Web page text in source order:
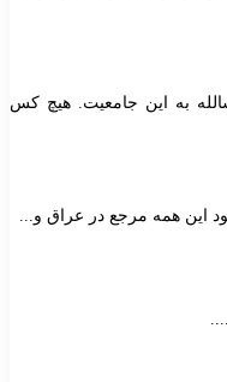
به این جامعیت. هیچ کس
این همه مرجع در عراق و...